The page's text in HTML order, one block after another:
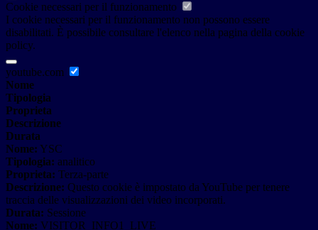
Cookie necessari per il funzionamento
I cookie necessari per il funzionamento non possono essere
disabilitati. È possibile consultare l'elenco nella pagina della cookie
policy.
youtube.com
Nome
Tipologia
Proprieta
Descrizione
Durata
Nome: YSC
Tipologia: analitico
Proprieta: Terza-parte
Descrizione: Questo cookie è impostato da YouTube per tenere
traccia delle visualizzazioni dei video incorporati.
Durata: Sessione
Nome: VISITOR_INFO1_LIVE